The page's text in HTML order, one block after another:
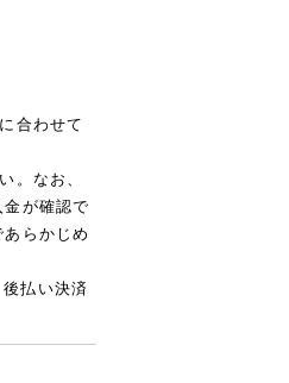
合わせて
。なお、
が確認で
らかじめ
払い決済